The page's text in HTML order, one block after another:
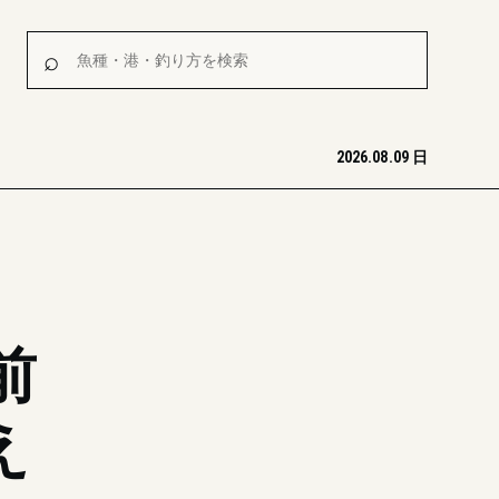
魚種・港・釣り方を検索
⌕
2026.08.09 日